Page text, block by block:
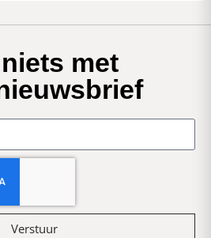
met
Verstuur